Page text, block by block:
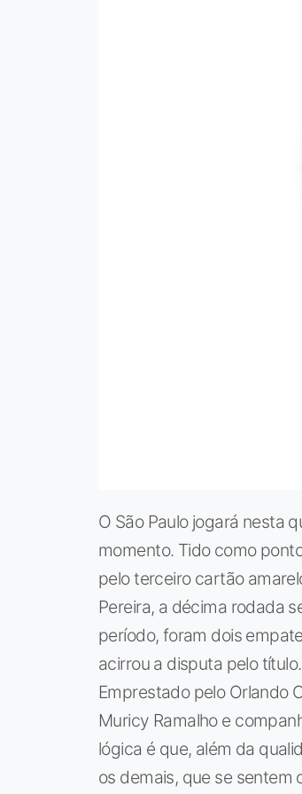
O São Paulo jogará nesta
momento. Tido como
pelo terceiro cartão
Pereira, a décima rodada
período, foram dois
acirrou a disputa pelo título.
Emprestado pelo Orlando
Muricy Ramalho e
lógica é que, além da
os demais, que se